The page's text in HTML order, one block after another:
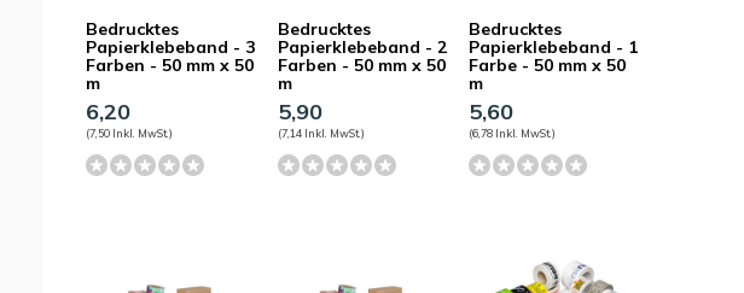
Bedrucktes
Papierklebeband - 3
Farben - 50 mm x 50
m
6,20
(7,50 Inkl. MwSt.)
Bedrucktes
Papierklebeband - 2
Farben - 50 mm x 50
m
5,90
(7,14 Inkl. MwSt.)
Bedrucktes
Papierklebeband - 1
Farbe - 50 mm x 50
m
5,60
(6,78 Inkl. MwSt.)